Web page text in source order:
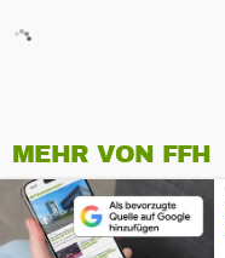
MEHR VON FFH